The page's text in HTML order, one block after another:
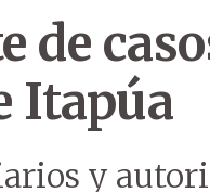
Itapúa
y